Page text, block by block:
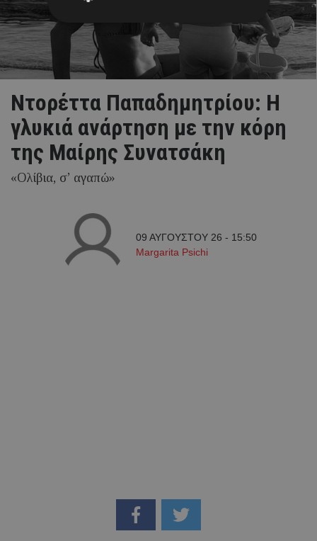
Ντορέττα Παπαδημητρίου: Η
γλυκιά ανάρτηση με την κόρη
της Μαίρης Συνατσάκη
«Ολίβια, σ’ αγαπώ»
09 ΑΥΓΟΥΣΤΟΥ 26 - 15:50
Margarita Psichi